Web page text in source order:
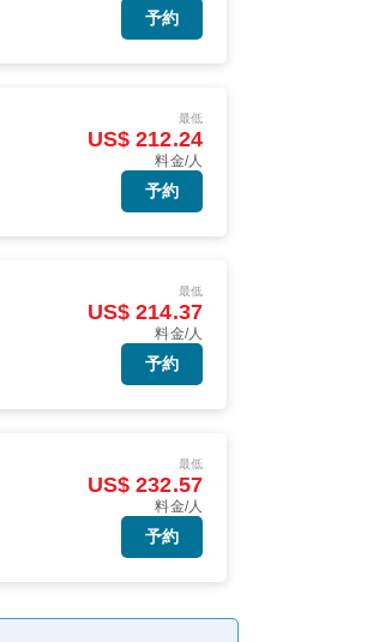
予約
最低
US$ 212.24
料金/人
予約
最低
US$ 214.37
料金/人
予約
最低
US$ 232.57
料金/人
予約